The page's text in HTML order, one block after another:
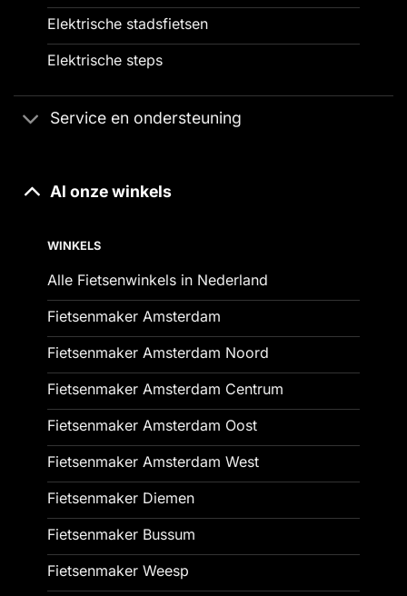
Elektrische stadsfietsen
Elektrische steps
Service en ondersteuning
Al onze winkels
WINKELS
Alle Fietsenwinkels in Nederland
Fietsenmaker Amsterdam
Fietsenmaker Amsterdam Noord
Fietsenmaker Amsterdam Centrum
Fietsenmaker Amsterdam Oost
Fietsenmaker Amsterdam West
Fietsenmaker Diemen
Fietsenmaker Bussum
Fietsenmaker Weesp